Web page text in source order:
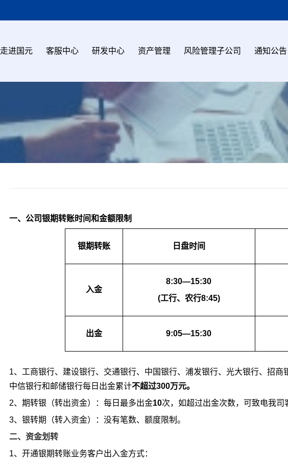
走进国元 客服中心 研发中心 资产管理 风险管理子公司 通知公告
一、公司银期转账时间和金额限制
银期转账 日盘时间
入金
8:30—15:30
(工行、农行8:45)
出金 9:05—15:30
1、工商银行、建设银行、交通银行、中国银行、浦发银行、光大银行、招商
中信银行和邮储银行每日出金累计不超过300万元。
2、期转银（转出资金）：每日最多出金10次，如超过出金次数，可致电我司
3、银转期（转入资金）：没有笔数、额度限制。
二、资金划转
1、开通银期转账业务客户出入金方式：